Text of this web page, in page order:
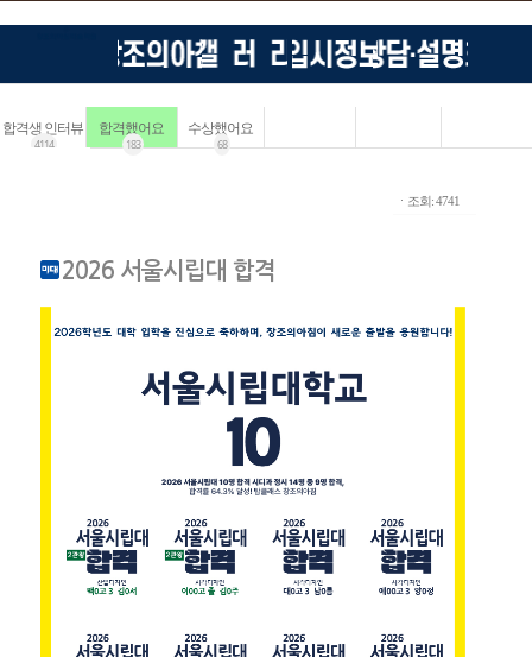
합격생 인터뷰
4114
합격했어요
183
수상했어요
68
ㆍ조회: 4741
2026 서울시립대 합격